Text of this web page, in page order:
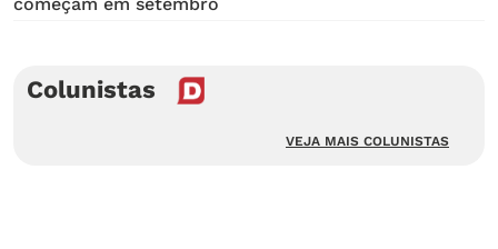
Colunistas
VEJA MAIS COLUNISTAS